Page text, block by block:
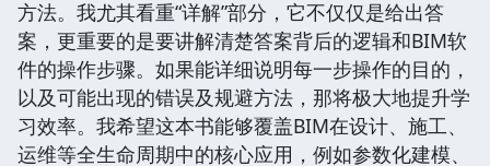
方法。我尤其看重“详解”部分，它不仅仅是给出答
案，更重要的是要讲解清楚答案背后的逻辑和BIM软
件的操作步骤。如果能详细说明每一步操作的目的，
以及可能出现的错误及规避方法，那将极大地提升学
习效率。我希望这本书能够覆盖BIM在设计、施工、
运维等全生命周期中的核心应用，例如参数化建模、